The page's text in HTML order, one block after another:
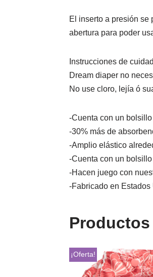
El inserto a presión se
abertura para poder
Instrucciones de
Dream diaper no
No use cloro, lejía ó
-Cuenta con un
-30% más de
-Amplio elástico
-Cuenta con un
-Hacen juego con
-Fabricado en
¡Oferta!